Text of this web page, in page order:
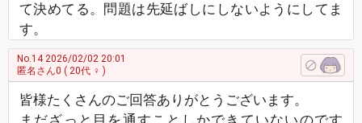
て決めてる。問題は先延ばしにしないようにしてま
す。
No.142026/02/02 20:01
匿名さん0 ( 20代 ♀ )
皆様たくさんのご回答ありがとうございます。
まだざっと目を通すことしかできていないのです